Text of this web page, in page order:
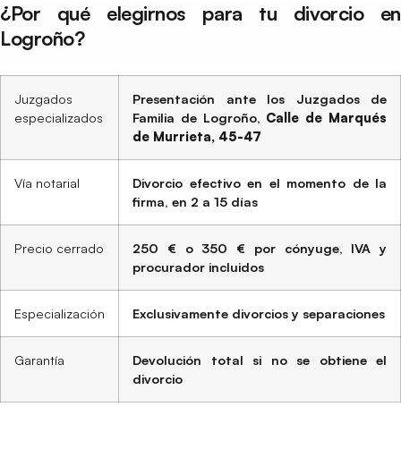
¿Por qué elegirnos para tu divorcio en
Logroño?
Juzgados
especializados
Presentación ante los Juzgados de
Familia de Logroño, Calle de Marqués
de Murrieta, 45-47
Vía notarial
Divorcio efectivo en el momento de la
firma, en 2 a 15 días
Precio cerrado
250 € o 350 € por cónyuge, IVA y
procurador incluidos
Especialización Exclusivamente divorcios y separaciones
Garantía
Devolución total si no se obtiene el
divorcio